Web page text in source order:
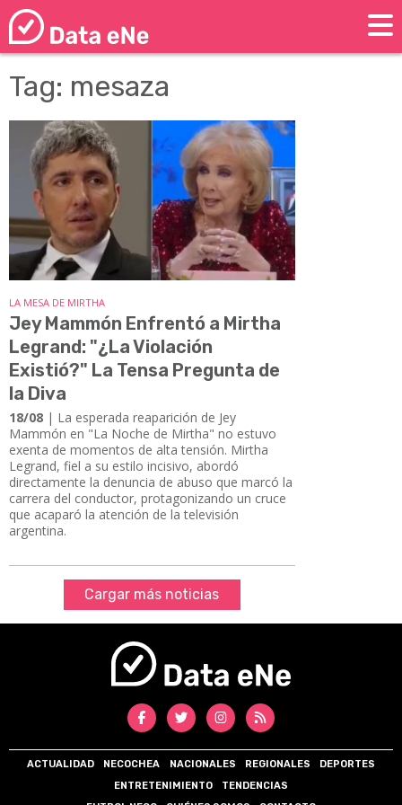
Tag: mesaza
LA MESA DE MIRTHA
Jey Mammón Enfrentó a Mirtha
Legrand: "¿La Violación
Existió?" La Tensa Pregunta de
la Diva
18/08 | La esperada reaparición de Jey
Mammón en "La Noche de Mirtha" no estuvo
exenta de momentos de alta tensión. Mirtha
Legrand, fiel a su estilo incisivo, abordó
directamente la denuncia de abuso que marcó la
carrera del conductor, protagonizando un cruce
que acaparó la atención de la televisión
argentina.
Cargar más noticias
ACTUALIDAD NECOCHEA NACIONALES REGIONALES
DEPORTES
ENTRETENIMIENTO
TENDENCIAS